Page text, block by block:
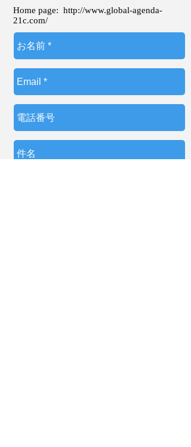
Home page: http://www.global-agenda-
21c.com/